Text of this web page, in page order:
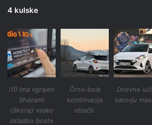
4 kulske
i10 ima vgrajen
Shazam!
(Skoraj) vsako
skladbo boste
Črno-bela
kombinacija
oblačil.
Dnevne
satovju